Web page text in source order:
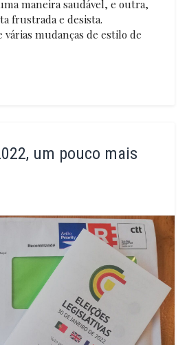
maneira saudável, e outra,
frustrada e desista.
várias mudanças de estilo de
um pouco mais